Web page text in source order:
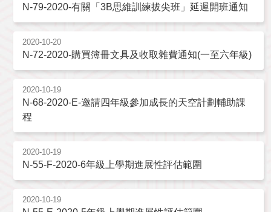
N-79-2020-有關「3B思維訓練拔尖班」延遲開班通知
2020-10-20
N-72-2020-購買簿冊文具及收取雜費通知(一至六年級)
2020-10-19
N-68-2020-E-邀請四年級參加成長的天空計劃輔助課
程
2020-10-19
N-55-F-2020-6年級上學期進展性評估範圍
2020-10-19